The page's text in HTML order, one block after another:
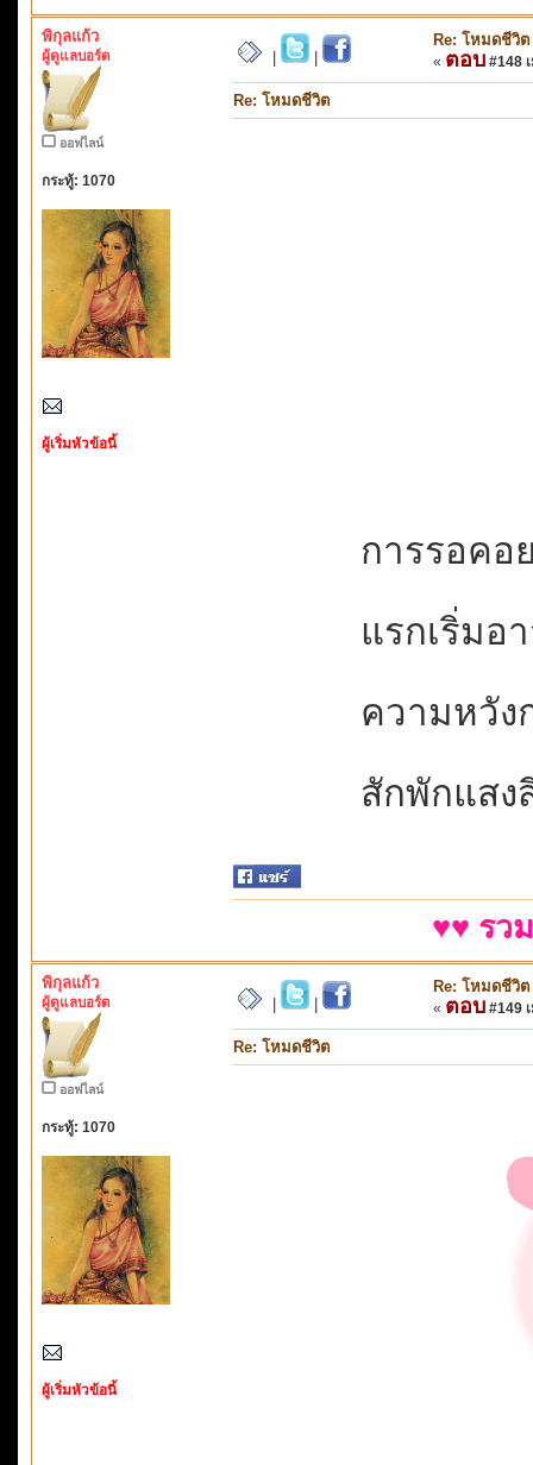
พิกุลแก้ว
ผู้ดูแลบอร์ด
ออฟไลน์
กระทู้: 1070
ผู้เริ่มหัวข้อนี้
Re: โหมดชีวิต
« ตอบ #148
Re: โหมดชีวิต
การรอคอ
แรกเริ่มอ
ความหวัง
สักพักแสง
♥♥ รว
พิกุลแก้ว
ผู้ดูแลบอร์ด
ออฟไลน์
กระทู้: 1070
ผู้เริ่มหัวข้อนี้
Re: โหมดชีวิต
« ตอบ #149
Re: โหมดชีวิต